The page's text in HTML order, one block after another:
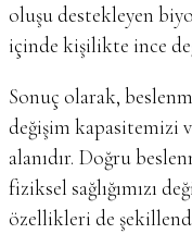
oluşu destekleyen
içinde kişilikte ince
Sonuç olarak,
değişim kapasitemizi
alanıdır. Doğru
fiziksel sağlığımızı
özellikleri de